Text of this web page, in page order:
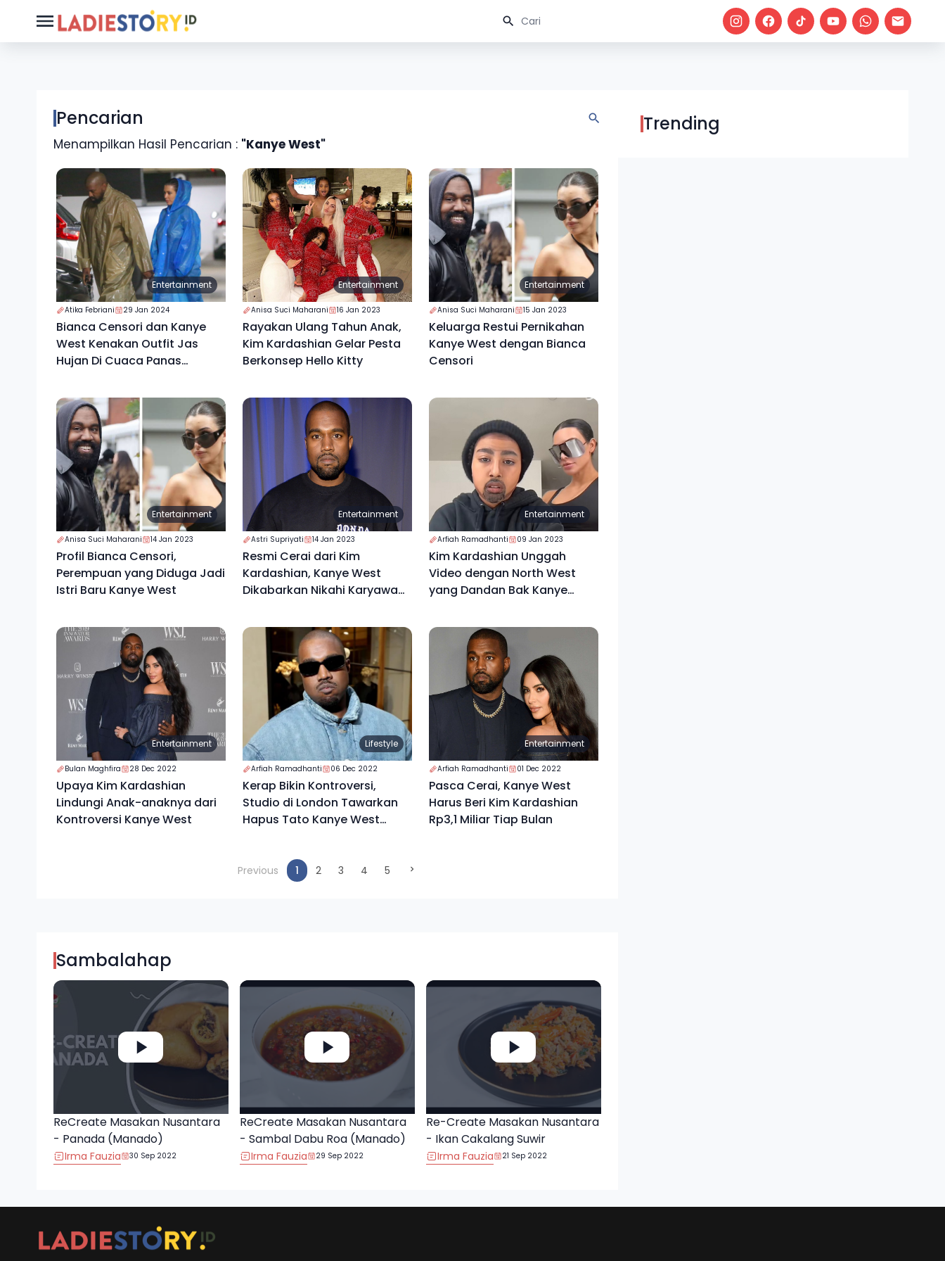
Pencarian
Menampilkan Hasil Pencarian : "Kanye West"
Entertainment
Atika Febriani 29 Jan 2024
Bianca Censori dan Kanye
West Kenakan Outfit Jas
Hujan Di Cuaca Panas
Entertainment
Anisa Suci Maharani 16 Jan 2023
Rayakan Ulang Tahun Anak,
Kim Kardashian Gelar Pesta
Berkonsep Hello Kitty
Entertainment
Anisa Suci Maharani 15 Jan 2023
Keluarga Restui Pernikahan
Kanye West dengan Bianca
Censori
Entertainment
Anisa Suci Maharani 14 Jan 2023
Profil Bianca Censori,
Perempuan yang Diduga Jadi
Istri Baru Kanye West
Entertainment
Astri Supriyati 14 Jan 2023
Resmi Cerai dari Kim
Kardashian, Kanye West
Dikabarkan Nikahi Karyawan
Entertainment
Arfiah Ramadhanti 09 Jan 2023
Kim Kardashian Unggah
Video dengan North West
yang Dandan Bak Kanye
Entertainment
Bulan Maghfira 28 Dec 2022
Upaya Kim Kardashian
Lindungi Anak-anaknya dari
Kontroversi Kanye West
Lifestyle
Arfiah Ramadhanti 06 Dec 2022
Kerap Bikin Kontroversi,
Studio di London Tawarkan
Hapus Tato Kanye West
Entertainment
Arfiah Ramadhanti 01 Dec 2022
Pasca Cerai, Kanye West
Harus Beri Kim Kardashian
Rp3,1 Miliar Tiap Bulan
Previous 1(current)
2 3 4 5
Trending
Sambalahap
ReCreate Masakan Nusantara
- Panada (Manado)
Irma Fauzia 30 Sep 2022
ReCreate Masakan Nusantara
- Sambal Dabu Roa (Manado)
Irma Fauzia 29 Sep 2022
Re-Create Masakan Nusantara
- Ikan Cakalang Suwir
Irma Fauzia 21 Sep 2022